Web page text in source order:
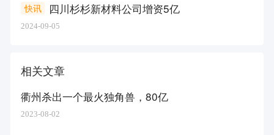
四川杉杉新材料公司增资5亿
快讯
2024-09-05
相关文章
衢州杀出一个最火独角兽，80亿
2023-08-02